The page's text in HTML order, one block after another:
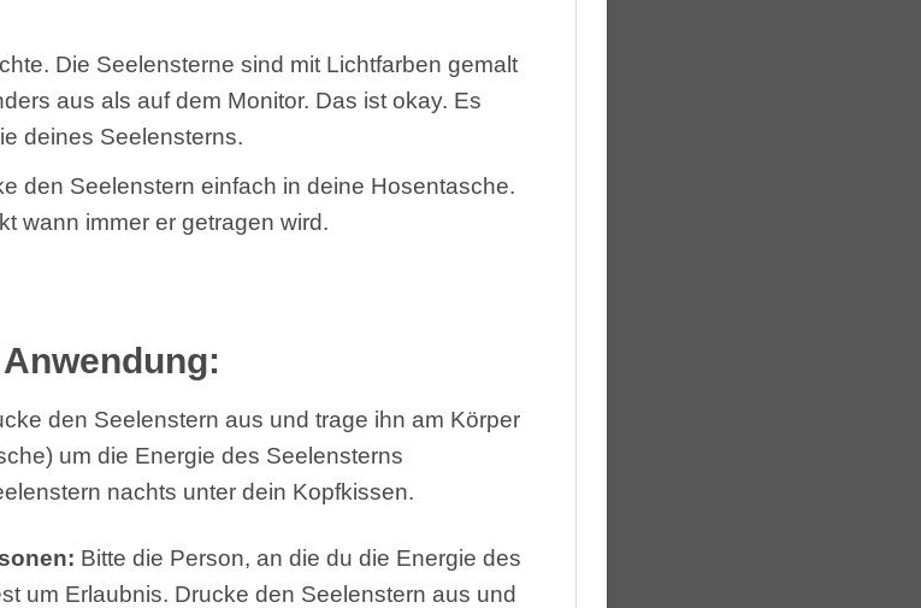
Die Seelensterne sind mit Lichtfarben gemalt
aus als auf dem Monitor. Das ist okay. Es
deines Seelensterns.
den Seelenstern einfach in deine Hosentasche.
wann immer er getragen wird.
den Seelenstern aus und trage ihn am Körper
um die Energie des Seelensterns
nachts unter dein Kopfkissen.
Bitte die Person, an die du die Energie des
um Erlaubnis. Drucke den Seelenstern aus und